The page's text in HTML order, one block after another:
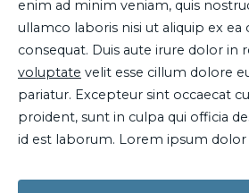
enim ad minim veniam, quis
ullamco laboris nisi ut aliquip ex
consequat. Duis aute irure dolor in
voluptate velit esse cillum dolore
pariatur. Excepteur sint occaecat
proident, sunt in culpa qui officia
id est laborum. Lorem ipsum dolor